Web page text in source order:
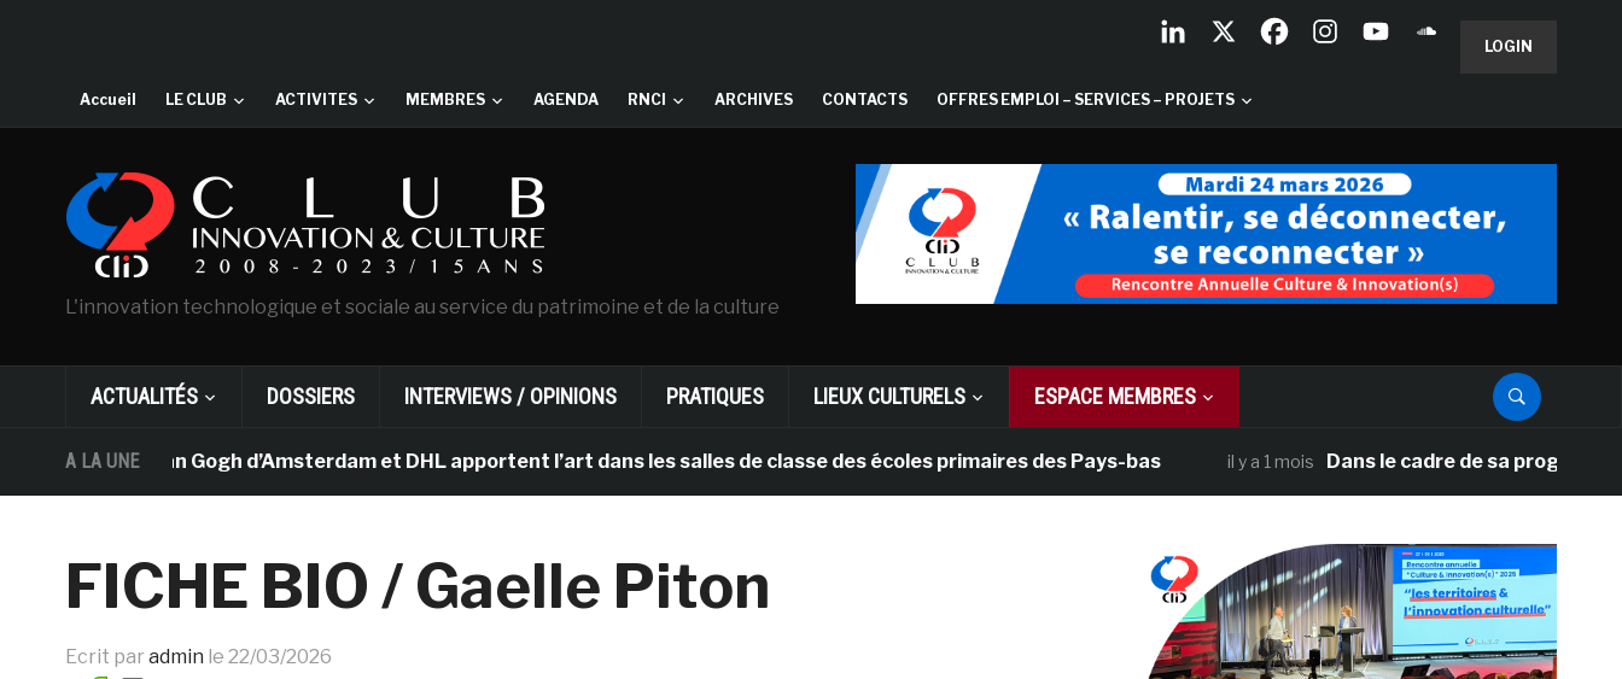
LOGIN
Accueil LE CLUB ACTIVITES MEMBRES AGENDA RNCI ARCHIVES CONTACTS OFFRES EMPLOI – SERVICES – PROJETS
L'innovation technologique et sociale au service du patrimoine et de la culture
ACTUALITÉS DOSSIERS INTERVIEWS / OPINIONS PRATIQUES LIEUX CULTURELS ESPACE MEMBRES
A LA UNE
musée Van Gogh d’Amsterdam et DHL apportent l’art dans les salles de classe des écoles primaires des Pays-bas il y a 1 mois Dans le cadre de sa programmation
FICHE BIO / Gaelle Piton
Ecrit par admin le 22/03/2026